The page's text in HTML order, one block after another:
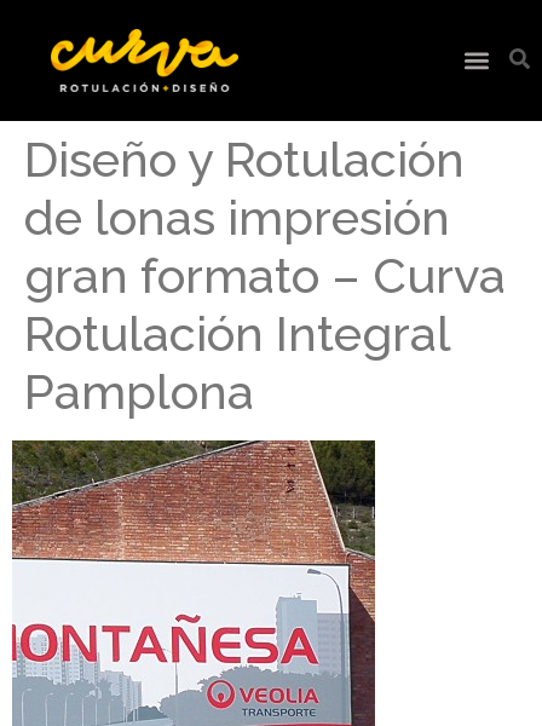
Diseño y Rotulación
de lonas impresión
gran formato – Curva
Rotulación Integral
Pamplona